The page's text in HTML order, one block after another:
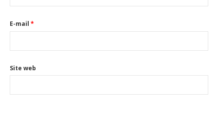
E-mail *
Site web